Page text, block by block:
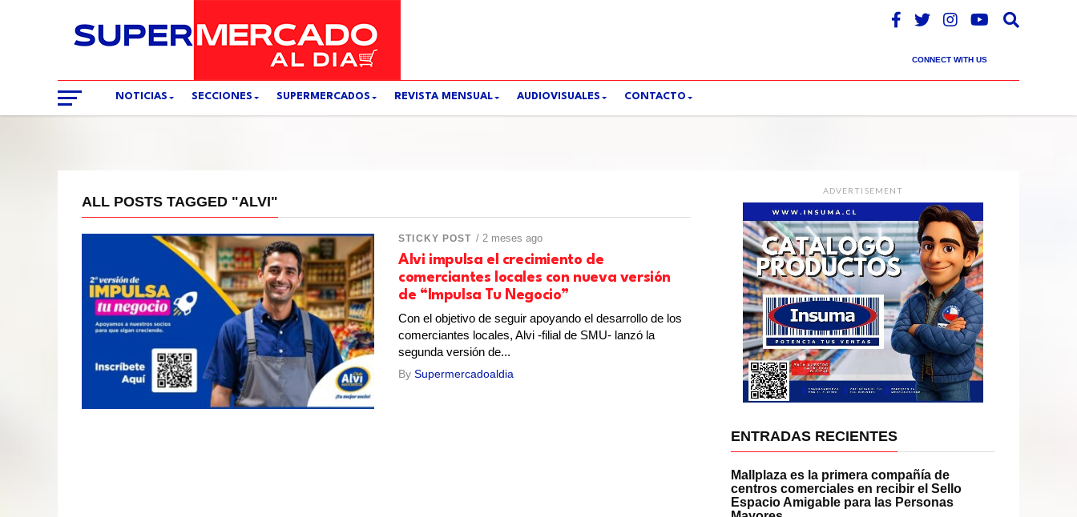
CONNECT WITH US
NOTICIAS SECCIONES SUPERMERCADOS REVISTA MENSUAL AUDIOVISUALES CONTACTO
ALL POSTS TAGGED "ALVI"
STICKY POST / 2 meses ago
Alvi impulsa el crecimiento de
comerciantes locales con nueva versión
de “Impulsa Tu Negocio”
Con el objetivo de seguir apoyando el desarrollo de los
comerciantes locales, Alvi -filial de SMU- lanzó la
segunda versión de...
BySupermercadoaldia
ADVERTISEMENT
ENTRADAS RECIENTES
Mallplaza es la primera compañía de
centros comerciales en recibir el Sello
Espacio Amigable para las Personas